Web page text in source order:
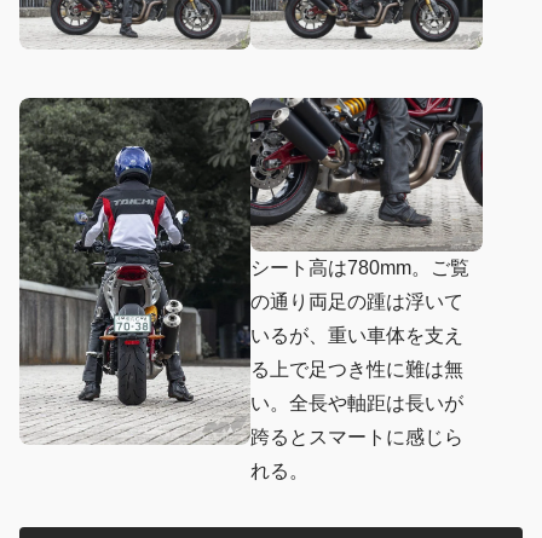
シート高は780mm。ご覧
の通り両足の踵は浮いて
いるが、重い車体を支え
る上で足つき性に難は無
い。全長や軸距は長いが
跨るとスマートに感じら
れる。